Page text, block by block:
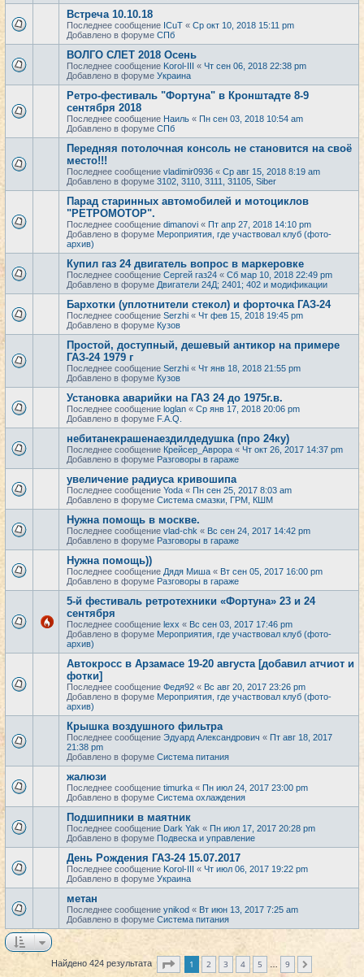
Встреча 10.10.18
Последнее сообщение ICuT « Ср окт 10, 2018 15:11 pm
Добавлено в форуме СПб
ВОЛГО СЛЕТ 2018 Осень
Последнее сообщение Korol-III « Чт сен 06, 2018 22:38 pm
Добавлено в форуме Украина
Ретро-фестиваль "Фортуна" в Кронштадте 8-9
сентября 2018
Последнее сообщение Наиль « Пн сен 03, 2018 10:54 am
Добавлено в форуме СПб
Передняя потолочная консоль не становится на своё
место!!!
Последнее сообщение vladimir0936 « Ср авг 15, 2018 8:19 am
Добавлено в форуме 3102, 3110, 3111, 31105, Siber
Парад старинных автомобилей и мотоциклов
"РЕТРОМОТОР".
Последнее сообщение dimanovi « Пт апр 27, 2018 14:10 pm
Добавлено в форуме Мероприятия, где участвовал клуб (фото-
архив)
Купил газ 24 двигатель вопрос в маркеровке
Последнее сообщение Сергей газ24 « Сб мар 10, 2018 22:49 pm
Добавлено в форуме Двигатели 24Д; 2401; 402 и модификации
Бархотки (уплотнители стекол) и форточка ГАЗ-24
Последнее сообщение Serzhi « Чт фев 15, 2018 19:45 pm
Добавлено в форуме Кузов
Простой, доступный, дешевый антикор на примере
ГАЗ-24 1979 г
Последнее сообщение Serzhi « Чт янв 18, 2018 21:55 pm
Добавлено в форуме Кузов
Установка аварийки на ГАЗ 24 до 1975г.в.
Последнее сообщение loglan « Ср янв 17, 2018 20:06 pm
Добавлено в форуме F.A.Q.
небитанекрашенаездилдедушка (про 24ку)
Последнее сообщение Крейсер_Аврора « Чт окт 26, 2017 14:37 pm
Добавлено в форуме Разговоры в гараже
увеличение радиуса кривошипа
Последнее сообщение Yoda « Пн сен 25, 2017 8:03 am
Добавлено в форуме Система смазки, ГРМ, КШМ
Нужна помощь в москве.
Последнее сообщение vlad-chk « Вс сен 24, 2017 14:42 pm
Добавлено в форуме Разговоры в гараже
Нужна помощь))
Последнее сообщение Дядя Миша « Вт сен 05, 2017 16:00 pm
Добавлено в форуме Разговоры в гараже
5-й фестиваль ретротехники «Фортуна» 23 и 24
сентября
Последнее сообщение lexx « Вс сен 03, 2017 17:46 pm
Добавлено в форуме Мероприятия, где участвовал клуб (фото-
архив)
Автокросс в Арзамасе 19-20 августа [добавил атчиот и
фотки]
Последнее сообщение Федя92 « Вс авг 20, 2017 23:26 pm
Добавлено в форуме Мероприятия, где участвовал клуб (фото-
архив)
Крышка воздушного фильтра
Последнее сообщение Эдуард Александрович « Пт авг 18, 2017
21:38 pm
Добавлено в форуме Система питания
жалюзи
Последнее сообщение timurka « Пн июл 24, 2017 23:00 pm
Добавлено в форуме Система охлаждения
Подшипники в маятник
Последнее сообщение Dark Yak « Пн июл 17, 2017 20:28 pm
Добавлено в форуме Подвеска и управление
День Рождения ГАЗ-24 15.07.2017
Последнее сообщение Korol-III « Чт июл 06, 2017 19:22 pm
Добавлено в форуме Украина
метан
Последнее сообщение ynikod « Вт июн 13, 2017 7:25 am
Добавлено в форуме Система питания
Найдено 424 результата Страница из
1 2 3 4 5 9